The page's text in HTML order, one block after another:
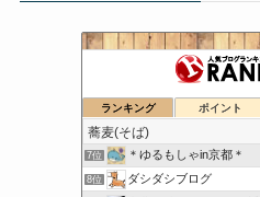
ランキング ポイント
こちら出石町 出石そば
6位 日刊『水と蕎麦 研究図鑑
7位 ＊ゆるもしゃin京都＊
8位 ダシダシブログ